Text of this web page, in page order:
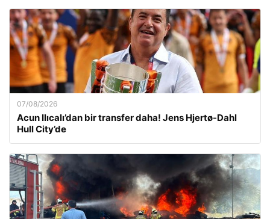
07/08/2026
Acun Ilıcalı’dan bir transfer daha! Jens Hjertø-Dahl
Hull City’de